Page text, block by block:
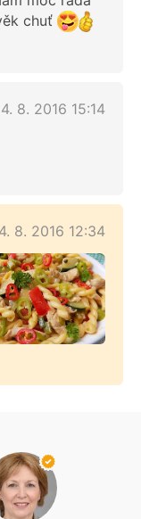
chuť
8. 2016 15:14
8. 2016 12:34